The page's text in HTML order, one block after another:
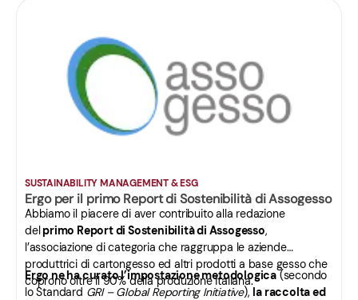
SUSTAINABILITY MANAGEMENT & ESG
Ergo per il primo Report di Sostenibilità di Assogesso
Abbiamo il piacere di aver contribuito alla redazione
delprimo Report di Sostenibilità di Assogesso,
l’associazione di categoria che raggruppa le aziende
produttrici di cartongesso ed altri prodotti a base gesso che
coprono oltre il 90% della produzione italiana.
Ergo ne ha curato l’impostazione metodologica(secondo
lo Standard GRI – Global Reporting Initiative), la raccolta ed